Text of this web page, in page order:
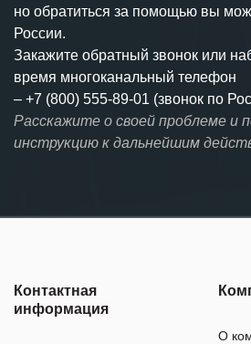
но обратиться за помощью вы
России.
Закажите обратный звонок или
время многоканальный телефон
– +7 (800) 555-89-01 (звонок по
Расскажите о своей проблеме и
инструкцию к дальнейшим
Контактная
информация
О